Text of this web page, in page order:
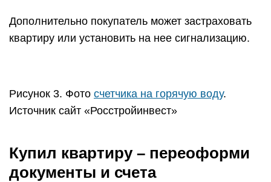
Дополнительно покупатель может застраховать
квартиру или установить на нее сигнализацию.
Рисунок 3. Фото счетчика на горячую воду.
Источник сайт «Росстройинвест»
Купил квартиру – переоформи
документы и счета